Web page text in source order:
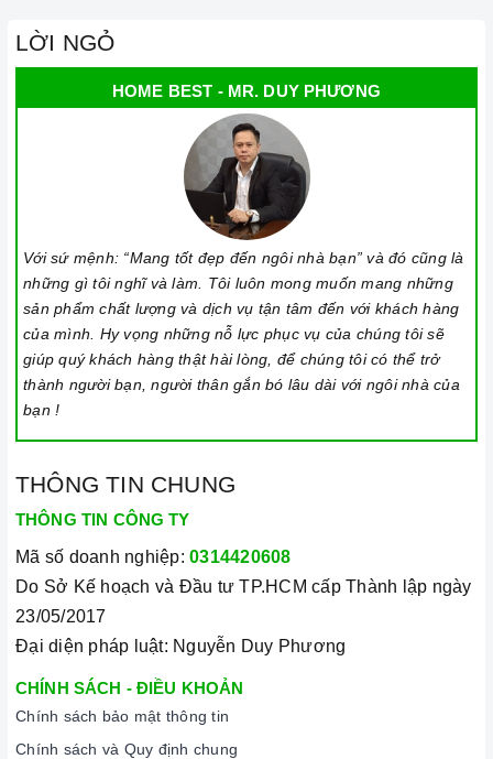
LỜI NGỎ
HOME BEST - MR. DUY PHƯƠNG
Với sứ mệnh: “Mang tốt đẹp đến ngôi nhà bạn” và đó cũng là
những gì tôi nghĩ và làm. Tôi luôn mong muốn mang những
sản phẩm chất lượng và dịch vụ tận tâm đến với khách hàng
của mình. Hy vọng những nỗ lực phục vụ của chúng tôi sẽ
giúp quý khách hàng thật hài lòng, để chúng tôi có thể trở
thành người bạn, người thân gắn bó lâu dài với ngôi nhà của
bạn !
THÔNG TIN CHUNG
THÔNG TIN CÔNG TY
Mã số doanh nghiệp: 0314420608
Do Sở Kế hoạch và Đầu tư TP.HCM cấp Thành lập ngày
23/05/2017
Đại diện pháp luật: Nguyễn Duy Phương
CHÍNH SÁCH - ĐIỀU KHOẢN
Chính sách bảo mật thông tin
Chính sách và Quy định chung